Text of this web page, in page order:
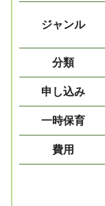
ジャンル
分類
申し込み
一時保育
費用